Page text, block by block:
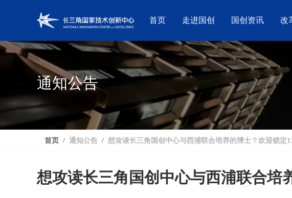
首页 走进国创 国创资讯 改
通知公告
首页 通知公告 想攻读长三角国创中心与西浦联合培养的博士？欢迎锁定
想攻读长三角国创中心与西浦联合培